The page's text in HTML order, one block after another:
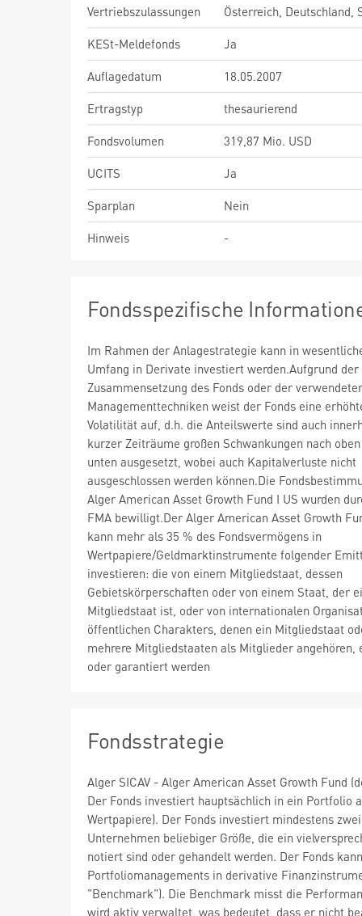
Vertriebszulassungen
Österreich, Deutschland,
KESt-Meldefonds
Ja
Auflagedatum
18.05.2007
Ertragstyp
thesaurierend
Fondsvolumen
319,87 Mio. USD
UCITS
Ja
Sparplan
Nein
Hinweis
-
Fondsspezifische
Im Rahmen der Anlagestrategie kann in
Umfang in Derivate investiert werden.Aufgrund der
Zusammensetzung des Fonds oder der
Managementtechniken weist der Fonds eine
Volatilität auf, d.h. die Anteilswerte sind auch
kurzer Zeiträume großen Schwankungen nach
unten ausgesetzt, wobei auch Kapitalverluste nicht
ausgeschlossen werden können.Die
Alger American Asset Growth Fund I US wurden
FMA bewilligt.Der Alger American Asset Growth
kann mehr als 35 % des Fondsvermögens in
Wertpapiere/Geldmarktinstrumente folgender
investieren: die von einem Mitgliedstaat, dessen
Gebietskörperschaften oder von einem Staat, der
Mitgliedstaat ist, oder von internationalen
öffentlichen Charakters, denen ein Mitgliedstaat
mehrere Mitgliedstaaten als Mitglieder
oder garantiert werden
Fondsstrategie
Alger SICAV - Alger American Asset Growth Fund
Der Fonds investiert hauptsächlich in ein Portfolio
Wertpapiere). Der Fonds investiert mindestens
Unternehmen beliebiger Größe, die ein
notiert sind oder gehandelt werden. Der Fonds
Portfoliomanagements in derivative
"Benchmark"). Die Benchmark misst die
wird aktiv verwaltet, was bedeutet, dass er nicht